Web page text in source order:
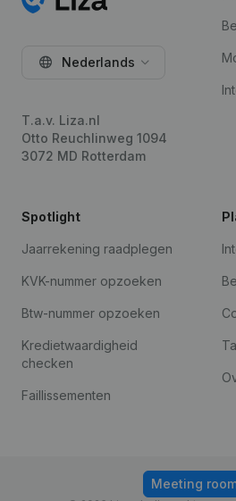
Nederlands
T.a.v. Liza.nl
Otto Reuchlinweg 1094
3072 MD Rotterdam
Spotlight
Jaarrekening raadplegen
KVK-nummer opzoeken
Btw-nummer opzoeken
Kredietwaardigheid
checken
Faillissementen
Meeting